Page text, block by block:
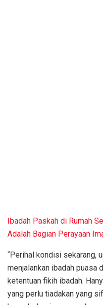
Ibadah Paskah di Rumah
Adalah Bagian Perayaan
“Perihal kondisi sekarang,
menjalankan ibadah puasa
ketentuan fikih ibadah.
yang perlu tiadakan yang